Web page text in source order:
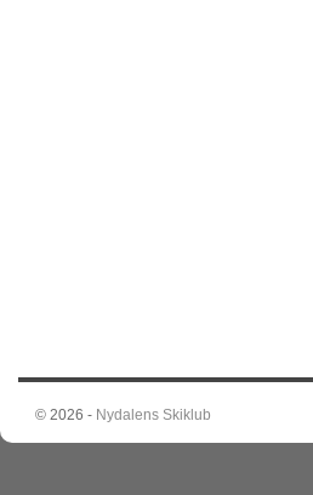
© 2026 - Nydalens Skiklub